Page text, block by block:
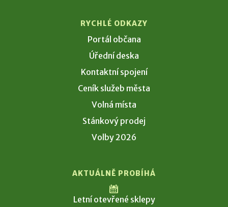
RYCHLÉ ODKAZY
Portál občana
Úřední deska
Kontaktní spojení
Ceník služeb města
Volná místa
Stánkový prodej
Volby 2026
AKTUÁLNĚ PROBÍHÁ
Letní otevřené sklepy